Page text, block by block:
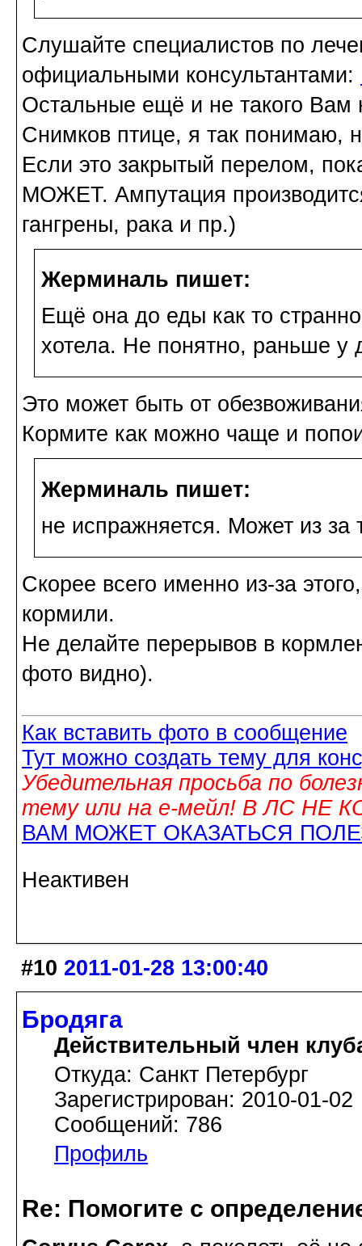
Слушайте специалистов по
официальными консультантами:
Остальные ещё и не такого Вам
Снимков птице, я так понимаю,
Если это закрытый перелом,
МОЖЕТ. Ампутация
гангрены, рака и пр.)
Жерминаль пишет:
Ещё она до еды как то
хотела. Не понятно, раньше у
Это может быть от
Кормите как можно чаще и
Жерминаль пишет:
не испражняется. Может из за
Скорее всего именно из-за
кормили.
Не делайте перерывов в
фото видно).
Как вставить фото в сообщение
Тут можно создать тему для
Убедительная просьба по
тему или на е-мейл! В ЛС НЕ
ВАМ МОЖЕТ ОКАЗАТЬСЯ
Неактивен
#10 2011-01-28 13:00:40
Бродяга
Действительный член
Откуда: Санкт Петербург
Зарегистрирован: 2010-01-02
Сообщений: 786
Профиль
Re: Помогите с